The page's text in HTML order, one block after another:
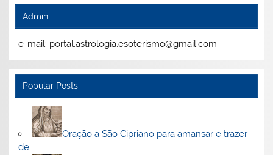
Admin
e-mail: portal.astrologia.esoterismo@gmail.com
Popular Posts
Oração a São Cipriano para amansar e trazer
de…